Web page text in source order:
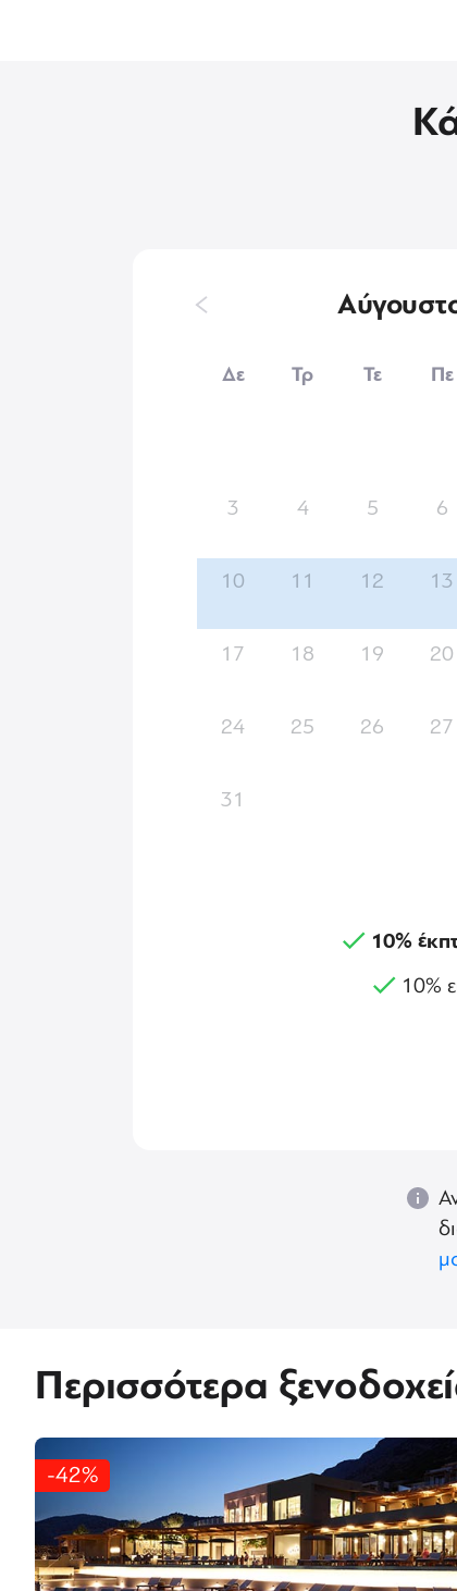
Δε Τρ Τε Πε
3 4 5 6
10 11 12 13
17 18 19 20
24 25 26 27
31
10%
10%
Περισσότερα
-42%